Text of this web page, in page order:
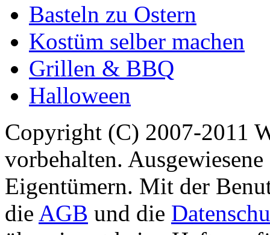
Basteln zu Ostern
Kostüm selber machen
Grillen & BBQ
Halloween
Copyright (C) 2007-2011
vorbehalten.
Eigentümern. Mit der
die AGB und die